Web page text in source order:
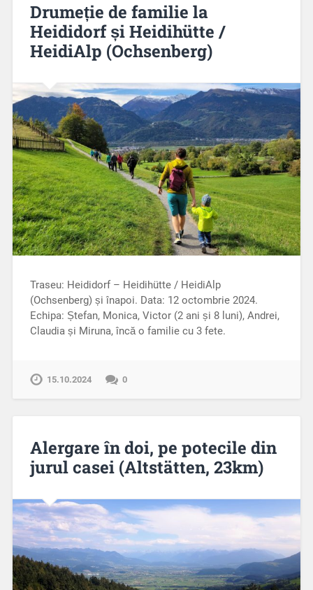
Drumeție de familie la
Heididorf și Heidihütte /
HeidiAlp (Ochsenberg)
Traseu: Heididorf – Heidihütte / HeidiAlp
(Ochsenberg) și înapoi. Data: 12 octombrie 2024.
Echipa: Ștefan, Monica, Victor (2 ani și 8 luni), Andrei,
Claudia și Miruna, încă o familie cu 3 fete.
15.10.2024 0
Alergare în doi, pe potecile din
jurul casei (Altstätten, 23km)